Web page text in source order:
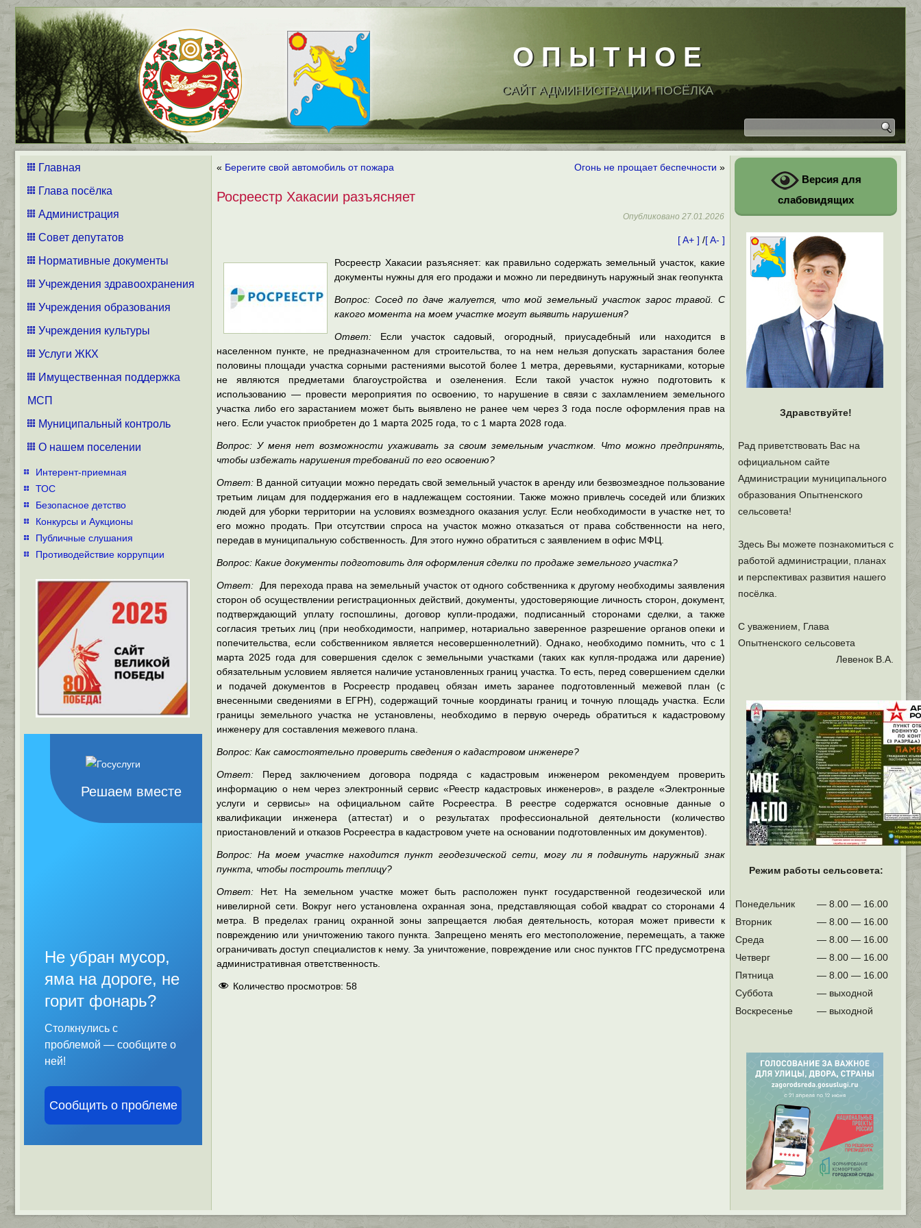
О П Ы Т Н О Е
САЙТ АДМИНИСТРАЦИИ ПОСЁЛКА
Главная
Глава посёлка
Администрация
Совет депутатов
Нормативные документы
Учреждения здравоохранения
Учреждения образования
Учреждения культуры
Услуги ЖКХ
Имущественная поддержка
МСП
Муниципальный контроль
О нашем поселении
Интерент-приемная
ТОС
Безопасное детство
Конкурсы и Аукционы
Публичные слушания
Противодействие коррупции
Решаем вместе
Не убран мусор,
яма на дороге, не
горит фонарь?
Столкнулись с
проблемой — сообщите о
ней!
Сообщить о проблеме
« Берегите свой автомобиль от пожара Огонь не прощает беспечности »
Росреестр Хакасии разъясняет
Опубликовано 27.01.2026
[ A+ ] /[ A- ]
Росреестр Хакасии разъясняет: как правильно содержать земельный участок, какие
документы нужны для его продажи и можно ли передвинуть наружный знак геопункта
Вопрос: Сосед по даче жалуется, что мой земельный участок зарос травой. С
какого момента на моем участке могут выявить нарушения?
Ответ: Если участок садовый, огородный, приусадебный или находится в
населенном пункте, не предназначенном для строительства, то на нем нельзя допускать зарастания более
половины площади участка сорными растениями высотой более 1 метра, деревьями, кустарниками, которые
не являются предметами благоустройства и озеленения. Если такой участок нужно подготовить к
использованию — провести мероприятия по освоению, то нарушение в связи с захламлением земельного
участка либо его зарастанием может быть выявлено не ранее чем через 3 года после оформления прав на
него. Если участок приобретен до 1 марта 2025 года, то с 1 марта 2028 года.
Вопрос: У меня нет возможности ухаживать за своим земельным участком. Что можно предпринять,
чтобы избежать нарушения требований по его освоению?
Ответ: В данной ситуации можно передать свой земельный участок в аренду или безвозмездное пользование
третьим лицам для поддержания его в надлежащем состоянии. Также можно привлечь соседей или близких
людей для уборки территории на условиях возмездного оказания услуг. Если необходимости в участке нет, то
его можно продать. При отсутствии спроса на участок можно отказаться от права собственности на него,
передав в муниципальную собственность. Для этого нужно обратиться с заявлением в офис МФЦ.
Вопрос: Какие документы подготовить для оформления сделки по продаже земельного участка?
Ответ: Для перехода права на земельный участок от одного собственника к другому необходимы заявления
сторон об осуществлении регистрационных действий, документы, удостоверяющие личность сторон, документ,
подтверждающий уплату госпошлины, договор купли-продажи, подписанный сторонами сделки, а также
согласия третьих лиц (при необходимости, например, нотариально заверенное разрешение органов опеки и
попечительства, если собственником является несовершеннолетний). Однако, необходимо помнить, что с 1
марта 2025 года для совершения сделок с земельными участками (таких как купля-продажа или дарение)
обязательным условием является наличие установленных границ участка. То есть, перед совершением сделки
и подачей документов в Росреестр продавец обязан иметь заранее подготовленный межевой план (с
внесенными сведениями в ЕГРН), содержащий точные координаты границ и точную площадь участка. Если
границы земельного участка не установлены, необходимо в первую очередь обратиться к кадастровому
инженеру для составления межевого плана.
Вопрос: Как самостоятельно проверить сведения о кадастровом инженере?
Ответ: Перед заключением договора подряда с кадастровым инженером рекомендуем проверить
информацию о нем через электронный сервис «Реестр кадастровых инженеров», в разделе «Электронные
услуги и сервисы» на официальном сайте Росреестра. В реестре содержатся основные данные о
квалификации инженера (аттестат) и о результатах профессиональной деятельности (количество
приостановлений и отказов Росреестра в кадастровом учете на основании подготовленных им документов).
Вопрос: На моем участке находится пункт геодезической сети, могу ли я подвинуть наружный знак
пункта, чтобы построить теплицу?
Ответ: Нет. На земельном участке может быть расположен пункт государственной геодезической или
нивелирной сети. Вокруг него установлена охранная зона, представляющая собой квадрат со сторонами 4
метра. В пределах границ охранной зоны запрещается любая деятельность, которая может привести к
повреждению или уничтожению такого пункта. Запрещено менять его местоположение, перемещать, а также
ограничивать доступ специалистов к нему. За уничтожение, повреждение или снос пунктов ГГС предусмотрена
административная ответственность.
Количество просмотров: 58
Версия для
слабовидящих
Здравствуйте!
Рад приветствовать Вас на
официальном сайте
Администрации муниципального
образования Опытненского
сельсовета!
Здесь Вы можете познакомиться с
работой администрации, планах
и перспективах развития нашего
посёлка.
С уважением, Глава
Опытненского сельсовета
Левенок В.А.
Режим работы сельсовета:
Понедельник
— 8.00 — 16.00
Вторник
— 8.00 — 16.00
Среда
— 8.00 — 16.00
Четверг
— 8.00 — 16.00
Пятница
— 8.00 — 16.00
Суббота
— выходной
Воскресенье
— выходной